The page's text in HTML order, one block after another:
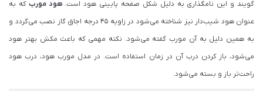
گویند و این نامگذاری به دلیل شکل صفحه پایینی هود است.هود مورب که به
عنوان هود شیب‌دار نیز شناخته می‌شود در زاویه ۴۵ درجه اجاق گاز نصب می‌گردد و
به همین دلیل به آن مورب گفته می‌شود. نکته مهمی که باعث مکش بهتر هود
می‌شود، باز کردن درب آن در زمان استفاده است. در مدل مورب هود، درب هود
راحت‌تر باز و بسته می‌شود.